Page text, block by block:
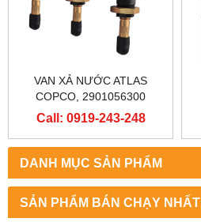
DANH MỤC SẢN PHẨM
SẢN PHẨM BÁN CHẠY NHẤT
VAN XẢ NƯỚC ATLAS
COPCO, 2901056300
Call: 0919-243-248